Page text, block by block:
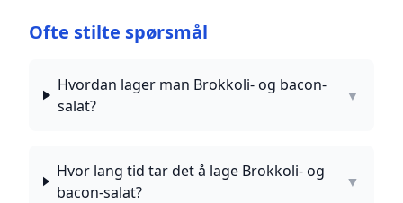
Ofte stilte spørsmål
Hvordan lager man Brokkoli- og bacon-
salat?
▼
Hvor lang tid tar det å lage Brokkoli- og
bacon-salat?
▼